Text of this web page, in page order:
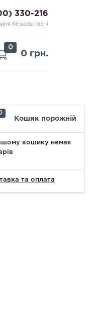
330-216
безкоштовні
0
0 грн.
Кошик порожній
кошику немає
та оплата